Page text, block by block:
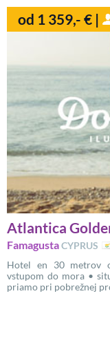
od 1 359,- € |
Atlantica
FamagustaCYPRUS
Hotel en 30 metrov
vstupom do mora •
priamo pri pobrežnej